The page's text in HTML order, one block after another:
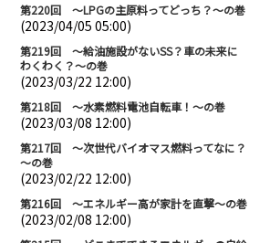
第220回 ～LPGの主原料ってどっち？～の巻
(2023/04/05 05:00)
第219回 ～給油施設がないSS？車の未来に
わくわく？～の巻
(2023/03/22 12:00)
第218回 ～水素燃料電池自転車！～の巻
(2023/03/08 12:00)
第217回 ～次世代バイオマス燃料ってなに？
～の巻
(2023/02/22 12:00)
第216回 ～エネルギー高が家計を直撃～の巻
(2023/02/08 12:00)